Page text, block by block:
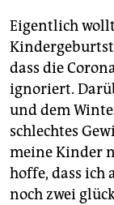
Eigentlich
dass die
ignoriert.
und dem
schlechtes
meine Kinder
hoffe, dass ich
noch zwei